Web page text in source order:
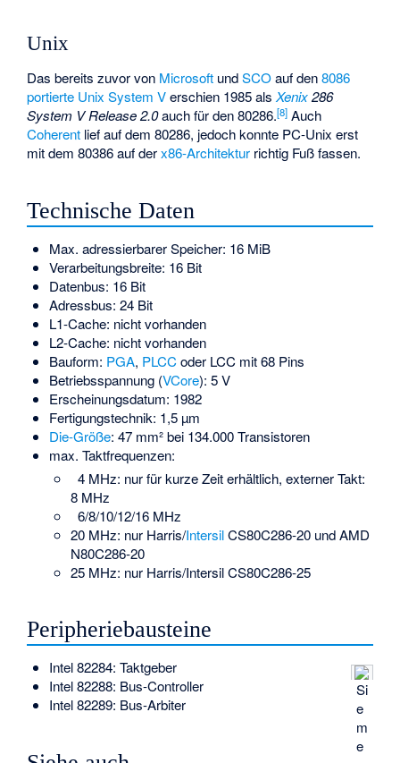
Unix
Das bereits zuvor von Microsoft undSCOauf den8086
portierte Unix System Verschien 1985 alsXenix286
System V Release 2.0auch für den 80286.[8] Auch
Coherent lief auf dem 80286, jedoch konnte PC-Unix erst
mit dem 80386 auf derx86-Architektur richtig Fuß fassen.
Technische Daten
Max. adressierbarer Speicher: 16 MiB
Verarbeitungsbreite: 16 Bit
Datenbus: 16 Bit
Adressbus: 24 Bit
L1-Cache: nicht vorhanden
L2-Cache: nicht vorhanden
Bauform: PGA, PLCCoder LCC mit 68 Pins
Betriebsspannung (VCore): 5 V
Erscheinungsdatum: 1982
Fertigungstechnik: 1,5 µm
Die-Größe: 47 mm² bei 134.000 Transistoren
max. Taktfrequenzen:
4 MHz: nur für kurze Zeit erhältlich, externer Takt:
8 MHz
6/8/10/12/16 MHz
20 MHz: nur Harris/IntersilCS80C286-20 und AMD
N80C286-20
25 MHz: nur Harris/Intersil CS80C286-25
Peripheriebausteine
Si
e
m
e
Intel 82284: Taktgeber
Intel 82288: Bus-Controller
Intel 82289: Bus-Arbiter